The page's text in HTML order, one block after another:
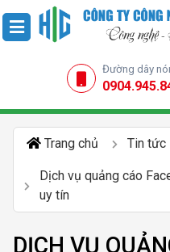
Đường dây
Trang chủ Tin tức
Dịch vụ quảng cáo
uy tín
DỊCH VỤ